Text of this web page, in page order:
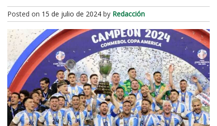
Posted on 15 de julio de 2024 by Redacción